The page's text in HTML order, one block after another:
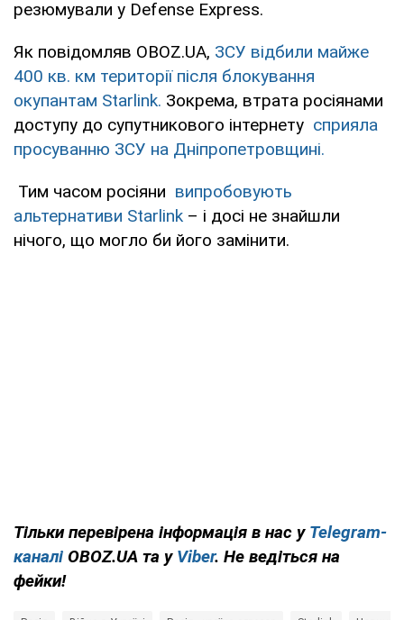
резюмували у Defense Express.
Як повідомляв OBOZ.UA, ЗСУ відбили майже
400 кв. км території після блокування
окупантам Starlink. Зокрема, втрата росіянами
доступу до супутникового інтернету сприяла
просуванню ЗСУ на Дніпропетровщині.
Тим часом росіяни випробовують
альтернативи Starlink – і досі не знайшли
нічого, що могло би його замінити.
Тільки перевірена інформація в нас у Telegram-
каналі OBOZ.UA та у Viber. Не ведіться на
фейки!